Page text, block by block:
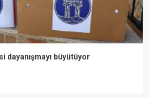
dayanışmayı büyütüyor